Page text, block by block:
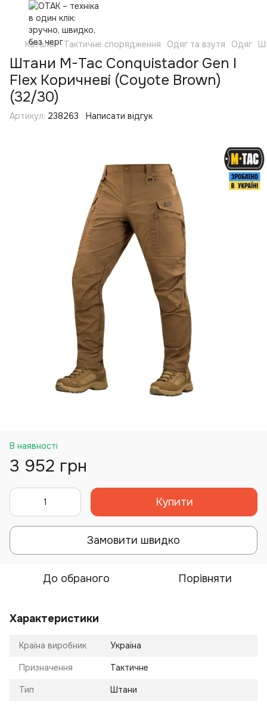
Каталог Тактичне спорядження Одяг та взутя Одяг
Штани M-Tac Conquistador Gen I
Flex Коричневі (Coyote Brown)
(32/30)
Артикул: 238263 Написати відгук
В наявності
3 952 грн
Купити
Замовити швидко
До обраного Порівняти
Характеристики
Країна виробник Україна
Призначення Тактичне
Тип Штани